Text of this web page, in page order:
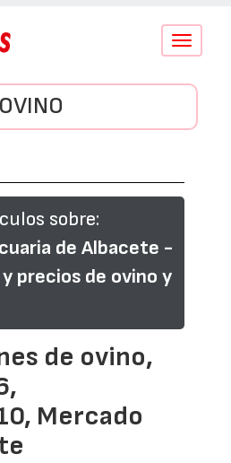
Conmutar
OVINO
sobre:
de Albacete -
precios de ovino y
de ovino,
Mercado